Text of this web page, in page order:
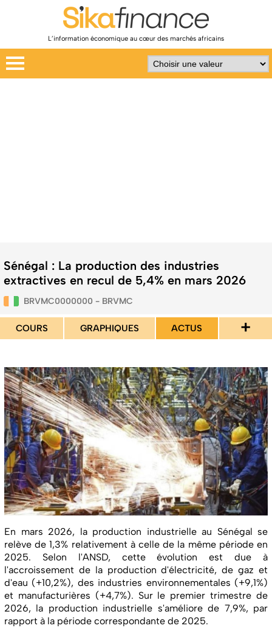
L’information économique au cœur des marchés africains
Sénégal : La production des industries
extractives en recul de 5,4% en mars 2026
BRVMC0000000 - BRVMC
COURS GRAPHIQUES ACTUS +
En mars 2026, la production industrielle au Sénégal se
relève de 1,3% relativement à celle de la même période en
2025. Selon l'ANSD, cette évolution est due à
l'accroissement de la production d'électricité, de gaz et
d'eau (+10,2%), des industries environnementales (+9,1%)
et manufacturières (+4,7%). Sur le premier trimestre de
2026, la production industrielle s'améliore de 7,9%, par
rapport à la période correspondante de 2025.